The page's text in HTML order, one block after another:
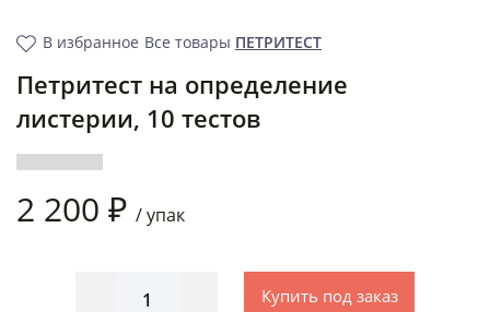
В избранное Все товары ПЕТРИТЕСТ
Петритест на определение
листерии, 10 тестов
2 200 ₽ /упак
Купить под заказ